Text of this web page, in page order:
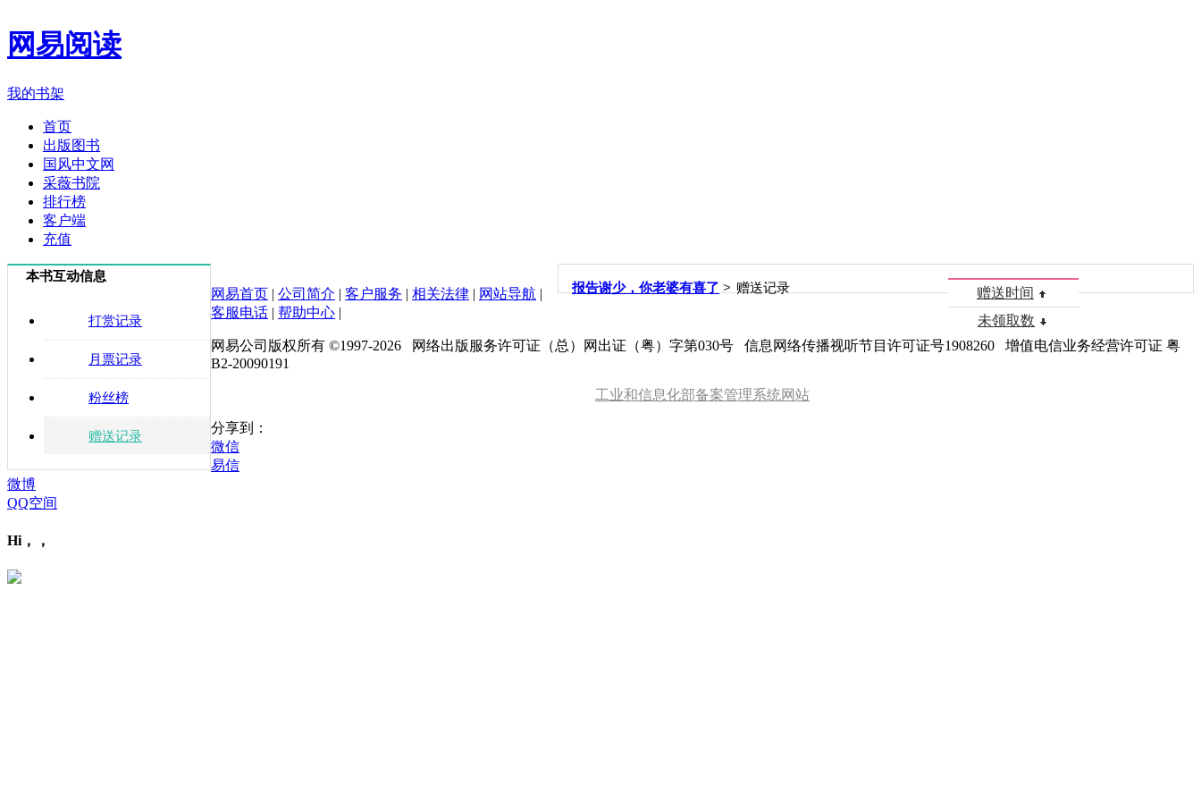
网易阅读
我的书架
首页
出版图书
国风中文网
采薇书院
排行榜
客户端
充值
本书互动信息
打赏记录
月票记录
粉丝榜
赠送记录
赠送时间
未领取数
报告谢少，你老婆有喜了 > 赠送记录
网易首页 | 公司简介 | 客户服务 | 相关法律 | 网站导航 |
客服电话 | 帮助中心 |
网易公司版权所有 ©1997-2026 网络出版服务许可证（总）网出证（粤）字第030号 信息网络传播视听节目许可证号1908260 增值电信业务经营许可证 粤
B2-20090191
工业和信息化部备案管理系统网站
分享到：
微信
易信
微博
QQ空间
Hi，，